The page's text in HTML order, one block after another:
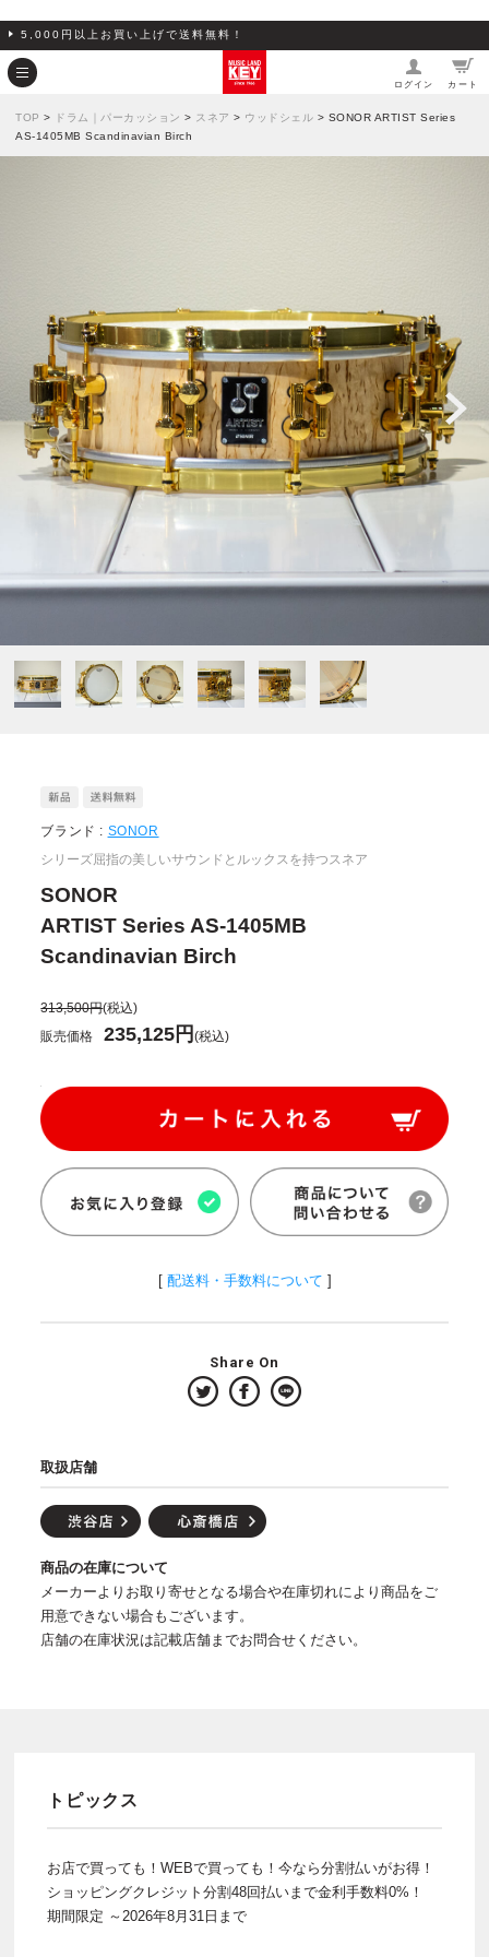
5,000円以上お買い上げで送料無料！
ログイン カート
TOP > ドラム｜パーカッション > スネア > ウッドシェル > SONOR ARTIST Series
AS-1405MB Scandinavian Birch
ブランド : SONOR
シリーズ屈指の美しいサウンドとルックスを持つスネア
SONOR
ARTIST Series AS-1405MB
Scandinavian Birch
313,500円(税込)
販売価格
235,125円(税込)
[ 配送料・手数料について ]
Share On
取扱店舗
商品の在庫について
メーカーよりお取り寄せとなる場合や在庫切れにより商品をご
用意できない場合もございます。
店舗の在庫状況は記載店舗までお問合せください。
トピックス
お店で買っても！WEBで買っても！今なら分割払いがお得！
ショッピングクレジット分割48回払いまで金利手数料0%！
期間限定 ～2026年8月31日まで